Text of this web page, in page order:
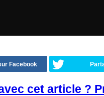
Facebook
cet article ?